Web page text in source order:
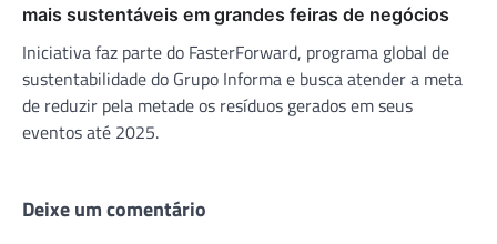
mais sustentáveis em grandes feiras de negócios
Iniciativa faz parte do FasterForward, programa global de
sustentabilidade do Grupo Informa e busca atender a meta
de reduzir pela metade os resíduos gerados em seus
eventos até 2025.
Deixe um comentário